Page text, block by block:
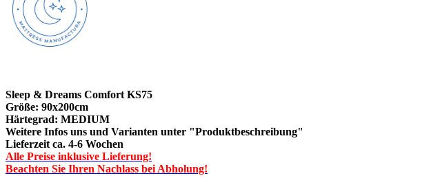
Sleep & Dreams Comfort KS75
Größe: 90x200cm
Härtegrad: MEDIUM
Weitere Infos uns und Varianten unter "Produktbeschreibung"
Lieferzeit ca. 4-6 Wochen
Alle Preise inklusive Lieferung!
Beachten Sie Ihren Nachlass bei Abholung!